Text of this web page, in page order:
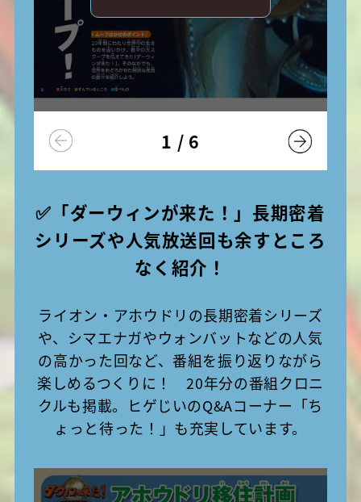
1 / 6
✅「ダーウィンが来た！」長期密着
シリーズや人気放送回も余すところ
なく紹介！
ライオン・アホウドリの長期密着シリーズ
や、シマエナガやウォンバットなどの人気
の高かった回など、番組を振り返りながら
楽しめるつくりに！ 20年分の番組クロニ
クルも掲載。ヒゲじいのQ&Aコーナー「ち
ょっと待った！」も充実しています。